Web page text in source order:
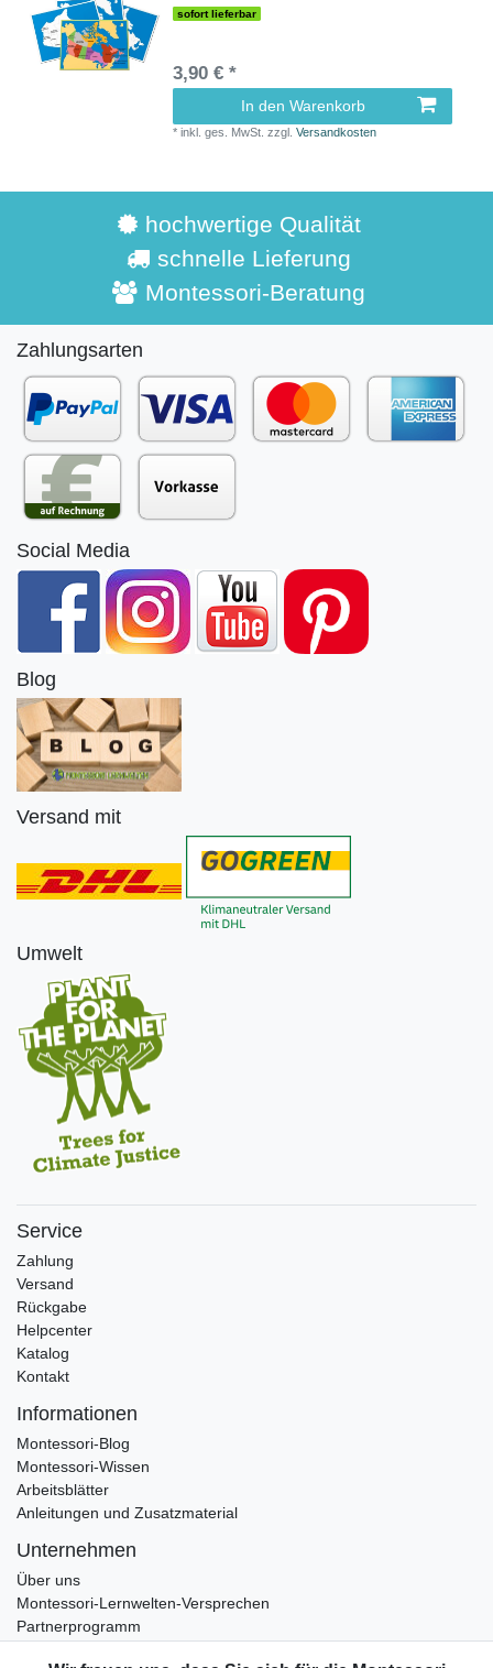
sofort lieferbar
3,90 € *
In den Warenkorb
*inkl. ges. MwSt. zzgl.Versandkosten
hochwertige Qualität
schnelle Lieferung
Montessori-Beratung
Zahlungsarten
Social Media
Blog
Versand mit
Umwelt
Service
Zahlung
Versand
Rückgabe
Helpcenter
Katalog
Kontakt
Informationen
Montessori-Blog
Montessori-Wissen
Arbeitsblätter
Anleitungen und Zusatzmaterial
Unternehmen
Über uns
Montessori-Lernwelten-Versprechen
Partnerprogramm